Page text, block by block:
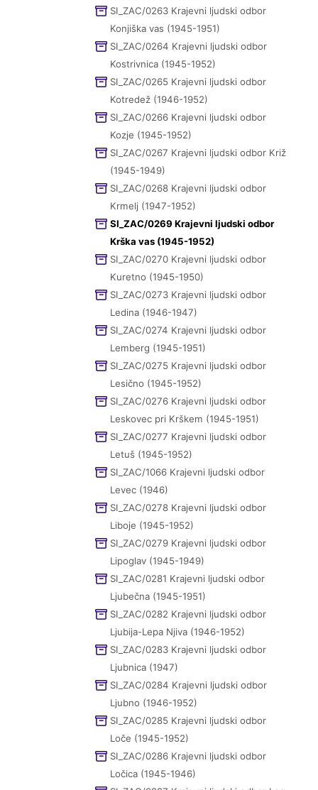
SI_ZAC/0263 Krajevni ljudski odbor
Konjiška vas (1945-1951)
SI_ZAC/0264 Krajevni ljudski odbor
Kostrivnica (1945-1952)
SI_ZAC/0265 Krajevni ljudski odbor
Kotredež (1946-1952)
SI_ZAC/0266 Krajevni ljudski odbor
Kozje (1945-1952)
SI_ZAC/0267 Krajevni ljudski odbor Križ
(1945-1949)
SI_ZAC/0268 Krajevni ljudski odbor
Krmelj (1947-1952)
SI_ZAC/0269 Krajevni ljudski odbor
Krška vas (1945-1952)
SI_ZAC/0270 Krajevni ljudski odbor
Kuretno (1945-1950)
SI_ZAC/0273 Krajevni ljudski odbor
Ledina (1946-1947)
SI_ZAC/0274 Krajevni ljudski odbor
Lemberg (1945-1951)
SI_ZAC/0275 Krajevni ljudski odbor
Lesično (1945-1952)
SI_ZAC/0276 Krajevni ljudski odbor
Leskovec pri Krškem (1945-1951)
SI_ZAC/0277 Krajevni ljudski odbor
Letuš (1945-1952)
SI_ZAC/1066 Krajevni ljudski odbor
Levec (1946)
SI_ZAC/0278 Krajevni ljudski odbor
Liboje (1945-1952)
SI_ZAC/0279 Krajevni ljudski odbor
Lipoglav (1945-1949)
SI_ZAC/0281 Krajevni ljudski odbor
Ljubečna (1945-1951)
SI_ZAC/0282 Krajevni ljudski odbor
Ljubija-Lepa Njiva (1946-1952)
SI_ZAC/0283 Krajevni ljudski odbor
Ljubnica (1947)
SI_ZAC/0284 Krajevni ljudski odbor
Ljubno (1946-1952)
SI_ZAC/0285 Krajevni ljudski odbor
Loče (1945-1952)
SI_ZAC/0286 Krajevni ljudski odbor
Ločica (1945-1946)